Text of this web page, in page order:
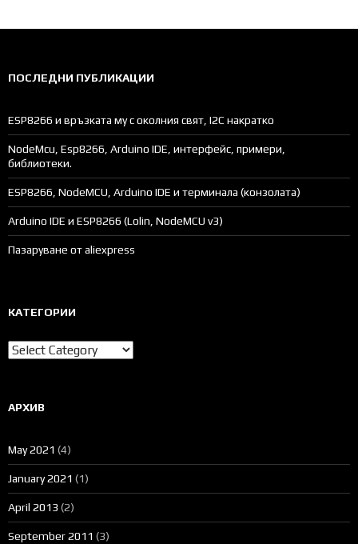
ПОСЛЕДНИ ПУБЛИКАЦИИ
ESP8266 и връзката му с околния свят, I2C накратко
NodeMcu, Esp8266, Arduino IDE, интерфейс, примери,
библиотеки.
ESP8266, NodeMCU, Arduino IDE и терминала (конзолата)
Arduino IDE и ESP8266 (Lolin, NodeMCU v3)
Пазаруване от aliexpress
КАТЕГОРИИ
Категории
АРХИВ
May 2021 (4)
January 2021 (1)
April 2013 (2)
September 2011 (3)